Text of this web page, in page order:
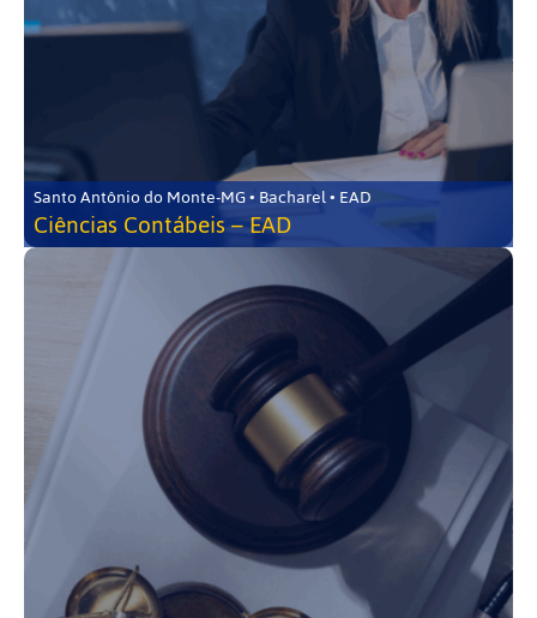
Santo Antônio do Monte-MG • Bacharel • EAD
Ciências Contábeis – EAD